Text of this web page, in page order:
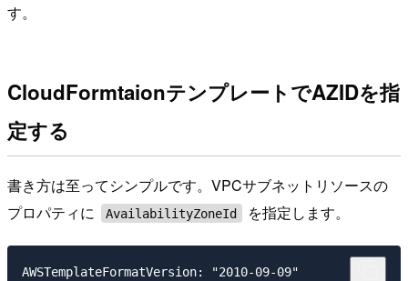
す。
CloudFormtaionテンプレートでAZIDを指
定する
書き方は至ってシンプルです。VPCサブネットリソースの
プロパティに
AvailabilityZoneId を指定します。
AWSTemplateFormatVersion: "2010-09-09"